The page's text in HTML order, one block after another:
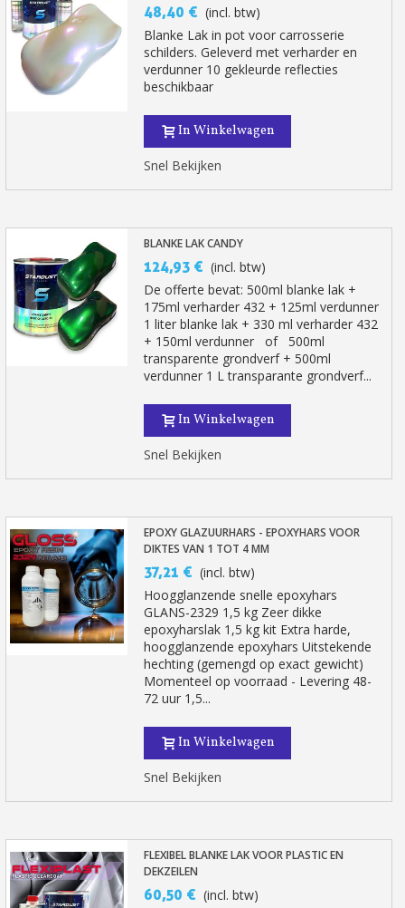
48,40 € (incl. btw)
Blanke Lak in pot voor carrosserie
schilders. Geleverd met verharder en
verdunner 10 gekleurde reflecties
beschikbaar
In Winkelwagen
Snel Bekijken
BLANKE LAK CANDY
124,93 € (incl. btw)
De offerte bevat: 500ml blanke lak +
175ml verharder 432 + 125ml verdunner
1 liter blanke lak + 330 ml verharder 432
+ 150ml verdunner of 500ml
transparente grondverf + 500ml
verdunner 1 L transparante grondverf...
In Winkelwagen
Snel Bekijken
EPOXY GLAZUURHARS - EPOXYHARS VOOR
DIKTES VAN 1 TOT 4 MM
37,21 € (incl. btw)
Hoogglanzende snelle epoxyhars
GLANS-2329 1,5 kg Zeer dikke
epoxyharslak 1,5 kg kit Extra harde,
hoogglanzende epoxyhars Uitstekende
hechting (gemengd op exact gewicht)
Momenteel op voorraad - Levering 48-
72 uur 1,5...
In Winkelwagen
Snel Bekijken
FLEXIBEL BLANKE LAK VOOR PLASTIC EN
DEKZEILEN
60,50 € (incl. btw)